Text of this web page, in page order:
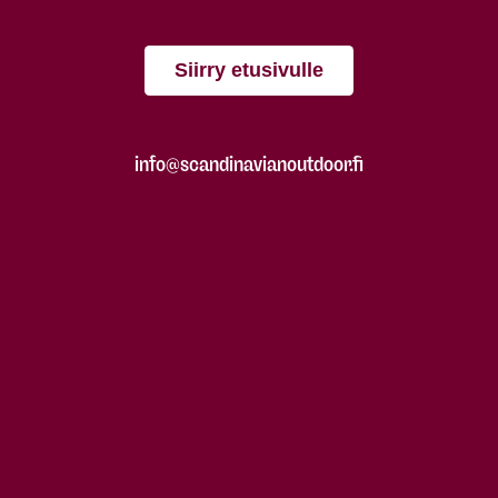
Siirry etusivulle
info@scandinavianoutdoor.fi